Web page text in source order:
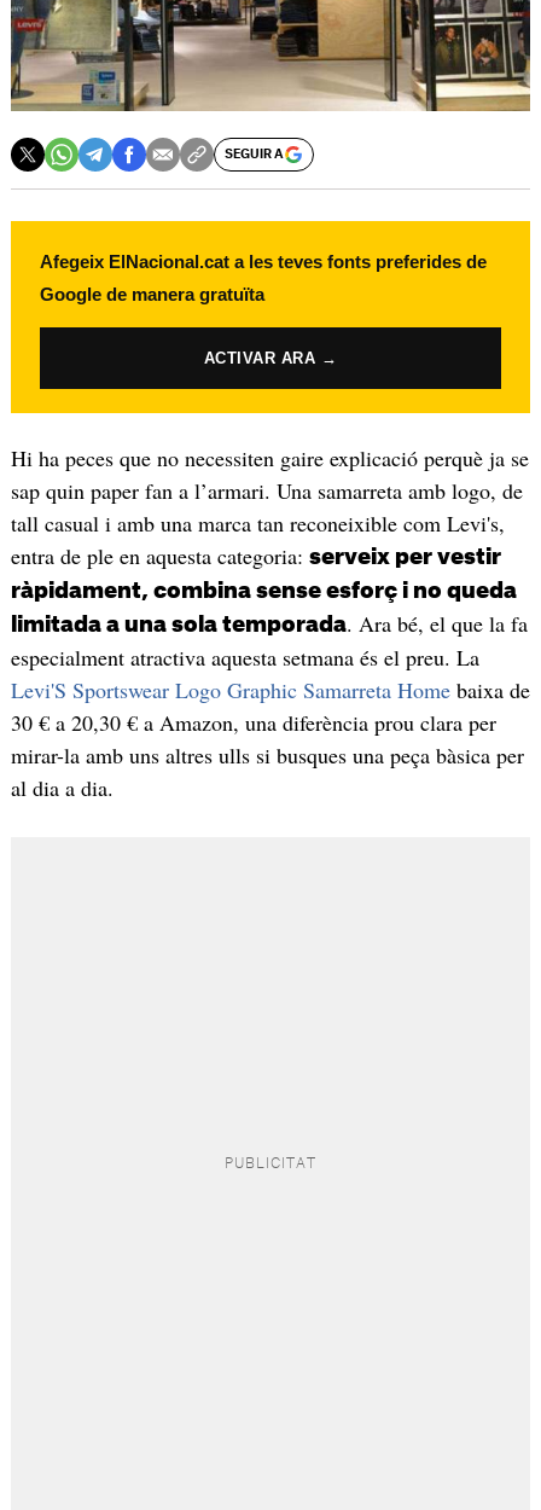
SEGUIR A
Afegeix ElNacional.cat a les teves fonts preferides de
Google de manera gratuïta
ACTIVAR ARA →
Hi ha peces que no necessiten gaire explicació perquè ja se
sap quin paper fan a l’armari. Una samarreta amb logo, de
tall casual i amb una marca tan reconeixible com Levi's,
entra de ple en aquesta categoria: serveix per vestir
ràpidament, combina sense esforç i no queda
limitada a una sola temporada. Ara bé, el que la fa
especialment atractiva aquesta setmana és el preu. La
Levi'S Sportswear Logo Graphic Samarreta Homebaixa de
30 € a 20,30 € a Amazon, una diferència prou clara per
mirar-la amb uns altres ulls si busques una peça bàsica per
al dia a dia.